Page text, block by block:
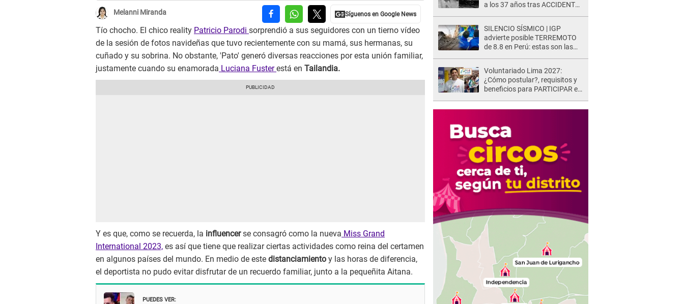
Melanni Miranda
Tío chocho. El chico reality Patricio Parodi sorprendió a sus seguidores con un tierno vídeo
de la sesión de fotos navideñas que tuvo recientemente con su mamá, sus hermanas, su
cuñado y su sobrina. No obstante, 'Pato' generó diversas reacciones por esta unión familiar,
justamente cuando su enamorada Luciana Fusterestá en Tailandia.
Y es que, como se recuerda, la influencerse consagró como la nueva Miss Grand
International 2023, es así que tiene que realizar ciertas actividades como reina del certamen
en algunos países del mundo. En medio de este distanciamiento y las horas de diferencia,
el deportista no pudo evitar disfrutar de un recuerdo familiar, junto a la pequeñita Aitana.
PUEDES VER:
a los 37 años tras ACCIDENTE
SILENCIO SÍSMICO | IGP
advierte posible TERREMOTO
de 8.8 en Perú: estas son las
Voluntariado Lima 2027:
¿Cómo postular?, requisitos y
beneficios para PARTICIPAR en